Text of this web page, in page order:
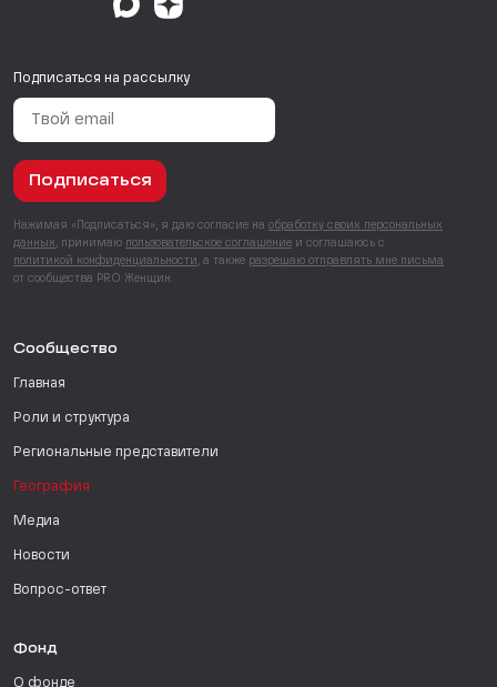
Подписаться на рассылку
Подписаться
Нажимая «Подписаться», я даю согласие на обработку своих персональных
данных , принимаю пользовательское соглашение и соглашаюсь с
политикой конфиденциальности , а также разрешаю отправлять мне письма
от сообщества PRO Женщин.
Сообщество
Главная
Роли и структура
Региональные представители
География
Медиа
Новости
Вопрос-ответ
Фонд
О фонде